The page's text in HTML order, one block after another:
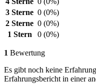
3 Sterne 0 (0%)
2 Sterne 0 (0%)
1 Stern
0 (0%)
1 Bewertung
Es gibt noch keine
Erfahrungsbericht in einer